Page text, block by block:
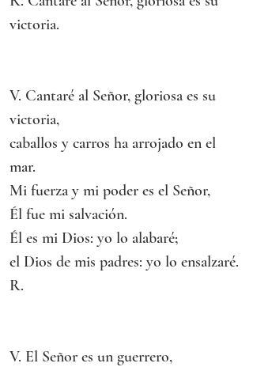
victoria.
V. Cantaré al Señor, gloriosa es su
victoria,
caballos y carros ha arrojado en el
mar.
Mi fuerza y mi poder es el Señor,
Él fue mi salvación.
Él es mi Dios: yo lo alabaré;
el Dios de mis padres: yo lo ensalzaré.
R.
V. El Señor es un guerrero,